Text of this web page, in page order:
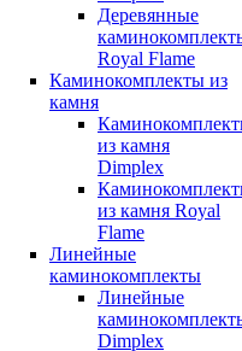
Деревянные
Royal Flame
Каминокомплекты из
камня
из камня
Dimplex
из камня Royal
Flame
Линейные
каминокомплекты
Линейные
Dimplex